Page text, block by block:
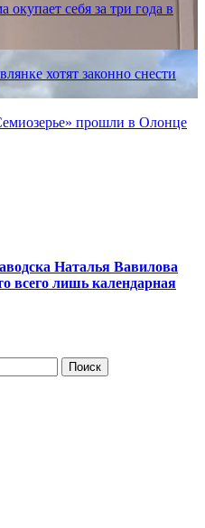
окупает себя за три года в
хотят законно снести
прошли в Олонце
Наталья Вавилова
всего лишь календарная